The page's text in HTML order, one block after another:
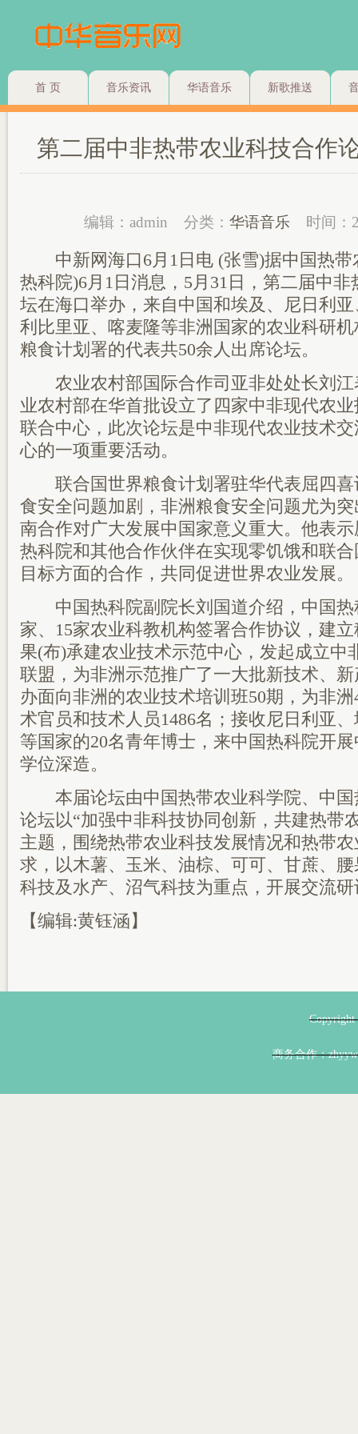
首 页 音乐资讯 华语音乐 新歌推送
第二届中非热带农业科技合作
编辑：admin 分类： 华语音乐 时间：
中新网海口6月1日电 (张雪)据中国热带
热科院)6月1日消息，5月31日，第二届中
坛在海口举办，来自中国和埃及、尼日利
利比里亚、喀麦隆等非洲国家的农业科研
粮食计划署的代表共50余人出席论坛。
农业农村部国际合作司亚非处处长刘江
业农村部在华首批设立了四家中非现代农
联合中心，此次论坛是中非现代农业技术
心的一项重要活动。
联合国世界粮食计划署驻华代表屈四喜
食安全问题加剧，非洲粮食安全问题尤为
南合作对广大发展中国家意义重大。他表
热科院和其他合作伙伴在实现零饥饿和联
目标方面的合作，共同促进世界农业发展。
中国热科院副院长刘国道介绍，中国热
家、15家农业科教机构签署合作协议，建
果(布)承建农业技术示范中心，发起成立中
联盟，为非洲示范推广了一大批新技术、
办面向非洲的农业技术培训班50期，为非
术官员和技术人员1486名；接收尼日利亚
等国家的20名青年博士，来中国热科院开
学位深造。
本届论坛由中国热带农业科学院、中国
论坛以“加强中非科技协同创新，共建热带
主题，围绕热带农业科技发展情况和热带
求，以木薯、玉米、油棕、可可、甘蔗、
科技及水产、沼气科技为重点，开展交流
【编辑:黄钰涵】
商务合作：